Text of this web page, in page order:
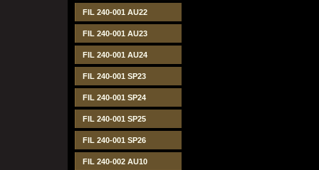
FIL 240-001 AU22
FIL 240-001 AU23
FIL 240-001 AU24
FIL 240-001 SP23
FIL 240-001 SP24
FIL 240-001 SP25
FIL 240-001 SP26
FIL 240-002 AU10